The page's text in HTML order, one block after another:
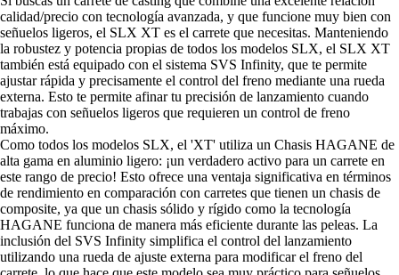
calidad/precio con tecnología avanzada, y que funcione muy bien con
señuelos ligeros, el SLX XT es el carrete que necesitas. Manteniendo
la robustez y potencia propias de todos los modelos SLX, el SLX XT
también está equipado con el sistema SVS Infinity, que te permite
ajustar rápida y precisamente el control del freno mediante una rueda
externa. Esto te permite afinar tu precisión de lanzamiento cuando
trabajas con señuelos ligeros que requieren un control de freno
máximo.
Como todos los modelos SLX, el 'XT' utiliza un Chasis HAGANE de
alta gama en aluminio ligero: ¡un verdadero activo para un carrete en
este rango de precio! Esto ofrece una ventaja significativa en términos
de rendimiento en comparación con carretes que tienen un chasis de
composite, ya que un chasis sólido y rígido como la tecnología
HAGANE funciona de manera más eficiente durante las peleas. La
inclusión del SVS Infinity simplifica el control del lanzamiento
utilizando una rueda de ajuste externa para modificar el freno del